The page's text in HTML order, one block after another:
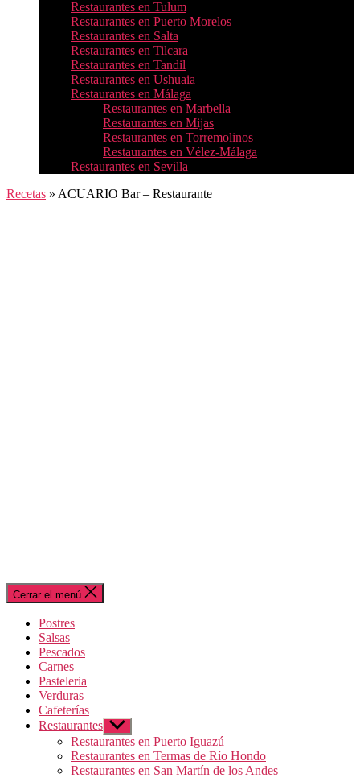
Restaurantes en Tulum
Restaurantes en Puerto Morelos
Restaurantes en Salta
Restaurantes en Tilcara
Restaurantes en Tandil
Restaurantes en Ushuaia
Restaurantes en Málaga
Restaurantes en Marbella
Restaurantes en Mijas
Restaurantes en Torremolinos
Restaurantes en Vélez-Málaga
Restaurantes en Sevilla
Recetas » ACUARIO Bar – Restaurante
Cerrar el menú
Postres
Salsas
Pescados
Carnes
Pasteleria
Verduras
Cafeterías
Restaurantes Mostrar
el
submenú
Restaurantes en Puerto Iguazú
Restaurantes en Termas de Río Hondo
Restaurantes en San Martín de los Andes